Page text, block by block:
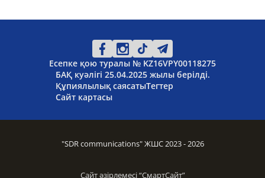
Есепке қою туралы № KZ16VPY00118275
БАҚ куәлігі 25.04.2025 жылы берілді.
Құпиялылық саясатыТегтер
Сайт картасы
"SDR communications" ЖШС 2023 - 2026
Сайт әзірлемесі “СмартСайт”